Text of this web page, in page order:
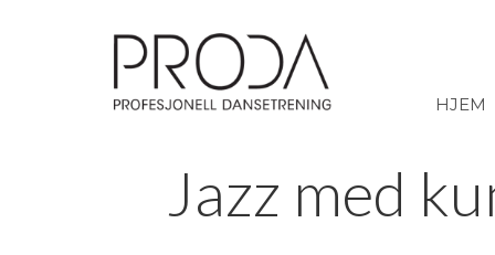
HJEM
Jazz med